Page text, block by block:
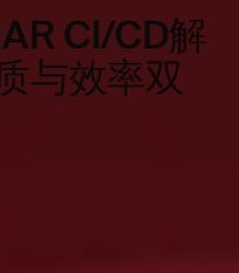
CI/CD解
与效率双